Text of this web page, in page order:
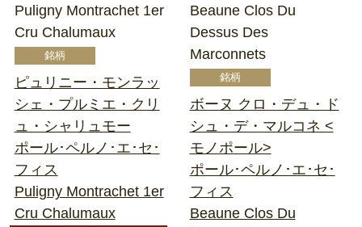
Puligny Montrachet 1er
Cru Chalumaux
ピュリニー・モンラッ
シェ・プルミエ・クリ
ュ・シャリュモー
ポール･ペルノ･エ･セ･
フィス
Puligny Montrachet 1er
Cru Chalumaux
Beaune Clos Du
Dessus Des
Marconnets
ボーヌ クロ・デュ・ド
シュ・デ・マルコネ <
モノポール>
ポール･ペルノ･エ･セ･
フィス
Beaune Clos Du